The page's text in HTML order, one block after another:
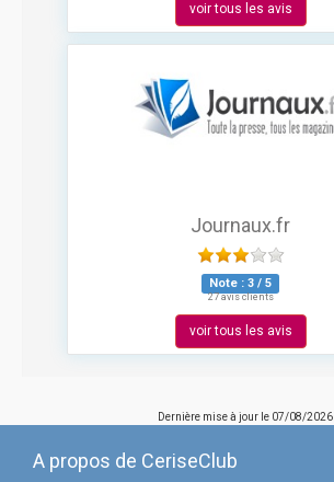
voir tous les avis
Journaux.fr
Note : 3 / 5
27 avis clients
voir tous les avis
Dernière mise à jour le 07/08/2026
A propos de CeriseClub